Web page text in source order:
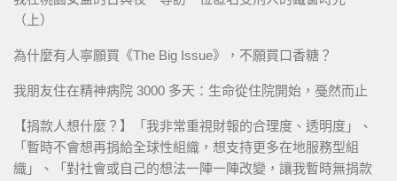
（上）
為什麼有人寧願買《The Big Issue》，不願買口香糖？
我朋友住在精神病院 3000 多天：生命從住院開始，戞然而止
【捐款人想什麼？】「我非常重視財報的合理度、透明度」、
「暫時不會想再捐給全球性組織，想支持更多在地服務型組
織」、「對社會或自己的想法一陣一陣改變，讓我暫時無捐款